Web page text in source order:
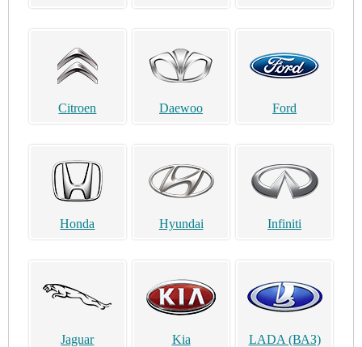
Citroen Daewoo Ford
Honda Hyundai Infiniti
Jaguar Kia LADA (ВАЗ)